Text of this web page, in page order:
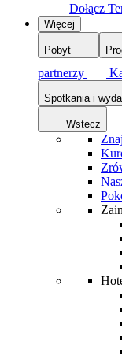
Dołącz
Więcej
Pobyt
partnerzy
Spotkania i
Wstecz